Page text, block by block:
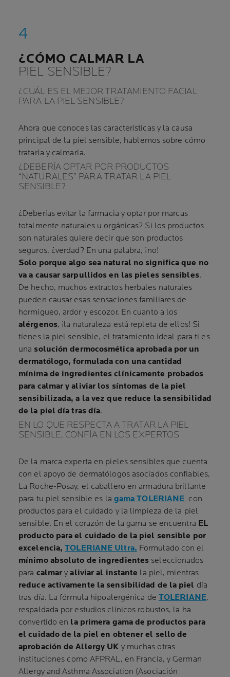
¿CÓMO CALMAR LA
PIEL SENSIBLE?
¿CUÁL ES EL MEJOR TRATAMIENTO FACIAL
PARA LA PIEL SENSIBLE?
Ahora que conoces las características y la causa
principal de la piel sensible, hablemos sobre cómo
tratarla y calmarla.
¿DEBERÍA OPTAR POR PRODUCTOS
“NATURALES” PARA TRATAR LA PIEL
SENSIBLE?
¿Deberías evitar la farmacia y optar por marcas
totalmente naturales u orgánicas? Si los productos
son naturales quiere decir que son productos
seguros, ¿verdad? En una palabra, ¡no!
Solo porque algo sea natural no significa que no
va a causar sarpullidos en las pieles sensibles.
De hecho, muchos extractos herbales naturales
pueden causar esas sensaciones familiares de
hormigueo, ardor y escozor. En cuanto a los
alérgenos, ¡la naturaleza está repleta de ellos! Si
tienes la piel sensible, el tratamiento ideal para ti es
una solución dermocosmética aprobada por un
dermatólogo, formulada con una cantidad
mínima de ingredientes clínicamente probados
para calmar y aliviar los síntomas de la piel
sensibilizada, a la vez que reduce la sensibilidad
de la piel día tras día.
EN LO QUE RESPECTA A TRATAR LA PIEL
SENSIBLE, CONFÍA EN LOS EXPERTOS
De la marca experta en pieles sensibles que cuenta
con el apoyo de dermatólogos asociados confiables,
La Roche-Posay, el caballero en armadura brillante
para tu piel sensible es la gama TOLERIANE con
productos para el cuidado y la limpieza de la piel
sensible. En el corazón de la gama se encuentra EL
producto para el cuidado de la piel sensible por
excelencia,TOLERIANE Ultra. Formulado con el
mínimo absoluto de ingredientes seleccionados
para calmar yaliviar al instante la piel, mientras
reduce activamente la sensibilidad de la piel día
tras día. La fórmula hipoalergénica de TOLERIANE,
respaldada por estudios clínicos robustos, la ha
convertido en la primera gama de productos para
el cuidado de la piel en obtener el sello de
aprobación de Allergy UK y muchas otras
instituciones como AFPRAL, en Francia, y German
Allergy and Asthma Association (Asociación